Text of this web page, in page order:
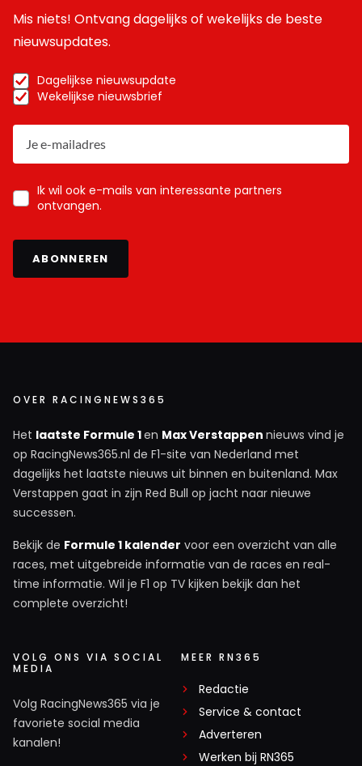
Mis niets! Ontvang dagelijks of wekelijks de beste
nieuwsupdates.
Dagelijkse nieuwsupdate
Wekelijkse nieuwsbrief
Ik wil ook e-mails van interessante partners
ontvangen.
ABONNEREN
OVER RACINGNEWS365
Het laatste Formule 1en Max Verstappen nieuws vind je
op RacingNews365.nl de F1-site van Nederland met
dagelijks het laatste nieuws uit binnen en buitenland. Max
Verstappen gaat in zijn Red Bull op jacht naar nieuwe
successen.
Bekijk de Formule 1 kalender voor een overzicht van alle
races, met uitgebreide informatie van de races en real-
time informatie. Wil je F1 op TV kijken bekijk dan het
complete overzicht!
VOLG ONS VIA SOCIAL
MEDIA
Volg RacingNews365 via je
favoriete social media
kanalen!
MEER RN365
Redactie
Service & contact
Adverteren
Werken bij RN365